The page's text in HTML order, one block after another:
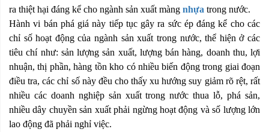
ra thiệt hại đáng kể cho ngành sản xuất màng nhựa trong nước.
Hành vi bán phá giá này tiếp tục gây ra sức ép đáng kể cho các
chỉ số hoạt động của ngành sản xuất trong nước, thể hiện ở các
tiêu chí như: sản lượng sản xuất, lượng bán hàng, doanh thu, lợi
nhuận, thị phần, hàng tồn kho có nhiều biến động trong giai đoạn
điều tra, các chỉ số này đều cho thấy xu hướng suy giảm rõ rệt, rất
nhiều các doanh nghiệp sản xuất trong nước thua lỗ, phá sản,
nhiều dây chuyền sản xuất phải ngừng hoạt động và số lượng lớn
lao động đã phải nghỉ việc.